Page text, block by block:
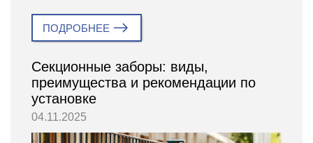
ПОДРОБНЕЕ
Секционные заборы: виды,
преимущества и рекомендации по
установке
04.11.2025